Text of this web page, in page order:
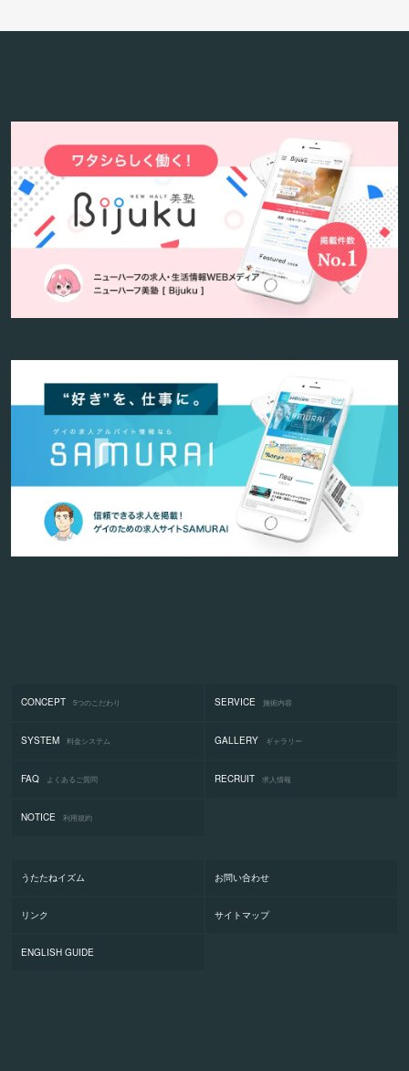
CONCEPT 5つのこだわり SERVICE 施術内容
SYSTEM 料金システム GALLERY ギャラリー
FAQ よくあるご質問 RECRUIT 求人情報
NOTICE 利用規約
うたたねイズム お問い合わせ
リンク サイトマップ
ENGLISH GUIDE